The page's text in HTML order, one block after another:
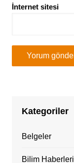
İnternet sitesi
Kategoriler
Belgeler
Bilim Haberleri